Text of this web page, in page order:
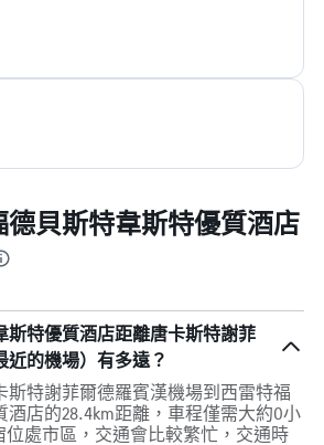
貝斯特韋斯特優質酒店
斯特優質酒店距離唐卡斯特謝菲
的機場）有多遠？
斯特謝菲爾德羅賓漢機場到西雷特福
酒店的28.4km距離，車程僅需大約0小
位處市區，交通會比較繁忙，交通時